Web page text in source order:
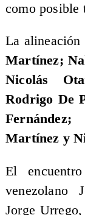
como posible
La
Martínez;
Nicolás
Rodrigo De
Martínez y
El
venezolano
Jorge